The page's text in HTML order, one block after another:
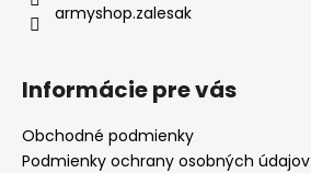
armyshop.zalesak
Informácie pre vás
Obchodné podmienky
Podmienky ochrany osobných údajov